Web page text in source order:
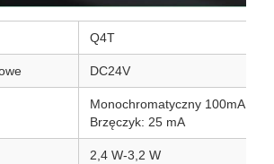
Q4T
DC24V
Monochromatyczny 100mA
Brzęczyk: 25 mA
2,4 W-3,2 W